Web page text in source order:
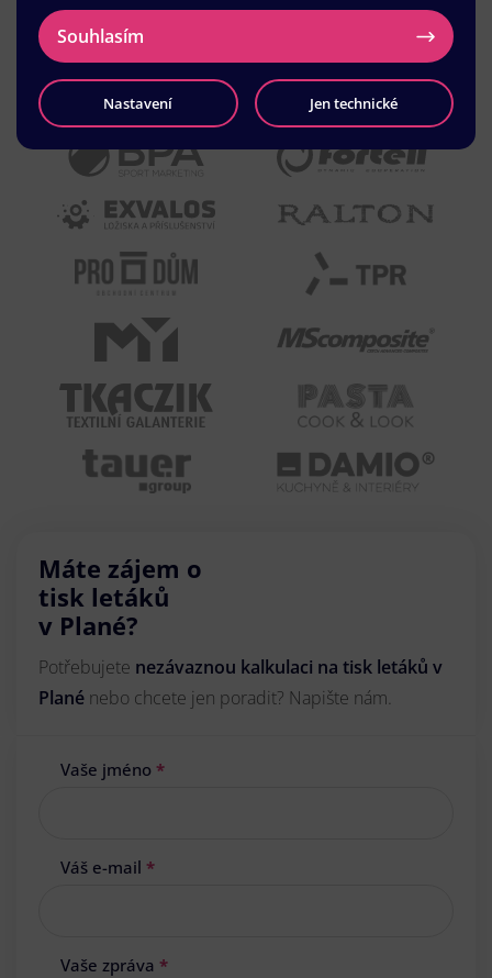
Máte zájem o
tisk letáků
v Plané?
Potřebujete nezávaznou kalkulaci na tisk letáků v
Plané nebo chcete jen poradit? Napište nám.
Vaše jméno *
Váš e-mail *
Vaše zpráva *
Souhlasím
Nastavení Jen technické